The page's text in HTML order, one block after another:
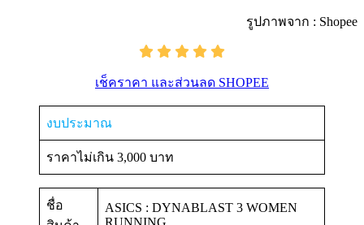
รูปภาพจาก : Shopee
เช็คราคา และส่วนลด SHOPEE
งบประมาณ
ราคาไม่เกิน 3,000 บาท
ชื่อ
ASICS : DYNABLAST 3 WOMEN
RUNNING